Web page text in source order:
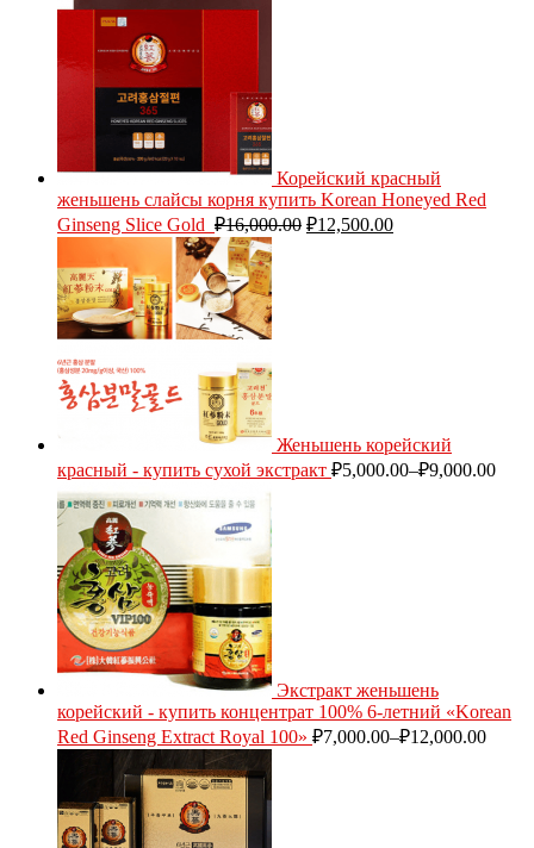
Корейский красный
женьшень слайсы корня купить Korean Honeyed Red
Ginseng Slice Gold ₽16,000.00 ₽12,500.00
Женьшень корейский
красный - купить сухой экстракт ₽5,000.00–₽9,000.00
Экстракт женьшень
корейский - купить концентрат 100% 6-летний «Korean
Red Ginseng Extract Royal 100» ₽7,000.00–₽12,000.00